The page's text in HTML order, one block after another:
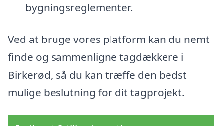
bygningsreglementer.
Ved at bruge vores platform kan du nemt
finde og sammenligne tagdækkere i
Birkerød, så du kan træffe den bedst
mulige beslutning for dit tagprojekt.